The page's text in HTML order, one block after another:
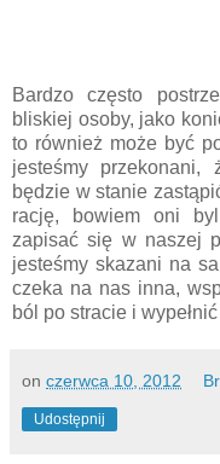
Bardzo często
bliskiej osoby, jako
to również może być
jesteśmy
będzie w stanie
rację, bowiem oni
zapisać się w naszej
jesteśmy skazani na
czeka na nas inna,
ból po stracie i
on czerwca 10, 2012
Udostępnij